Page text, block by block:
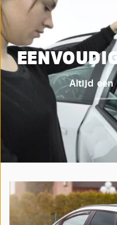
Altijd een